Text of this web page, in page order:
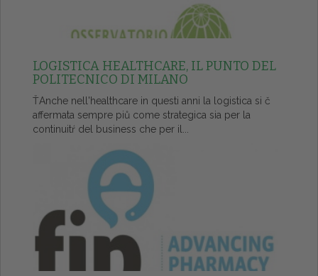
LOGISTICA HEALTHCARE, IL PUNTO DEL
POLITECNICO DI MILANO
ŤAnche nell'healthcare in questi anni la logistica si č
affermata sempre piů come strategica sia per la
continuitŕ del business che per il...